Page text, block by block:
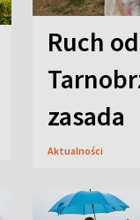
Ruch
zasada
Aktualności